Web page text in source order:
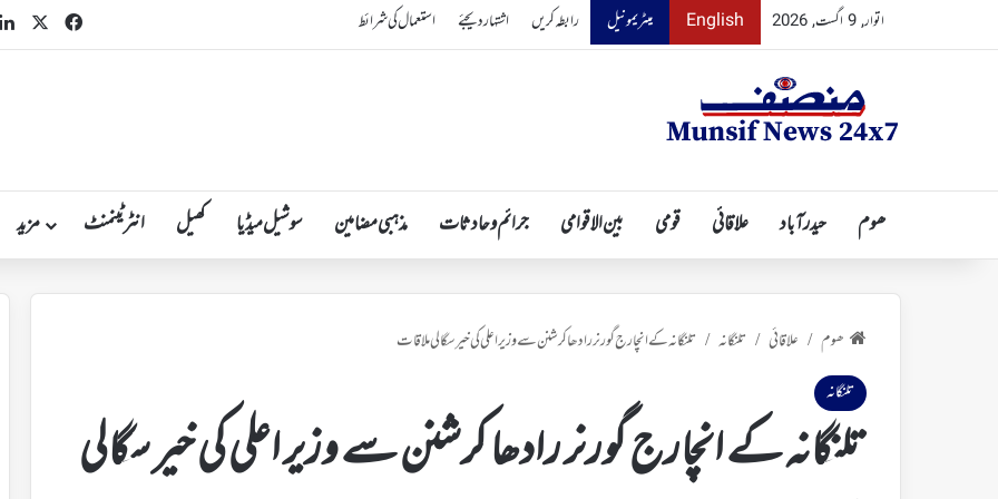
اتوار, 9 اگست, 2026 English میٹریمونیل رابطہ کریں اشتہار دیجئے استعمال کی شرائط Facebook
ھوم حیدرآباد علاقائی قومی بین الاقوامی جرائم و حادثات مذہبی مضامین سوشیل میڈیا کھیل انٹرٹینمنٹ مزید
ھوم / علاقائی / تلنگانہ / تلنگانہ کے انچارج گورنر رادھا کرشنن سے وزیر اعلی کی خیر سگالی ملاقات
تلنگانہ
تلنگانہ کے انچارج گورنر رادھا کرشنن سے وزیر اعلی کی خیر سگالی